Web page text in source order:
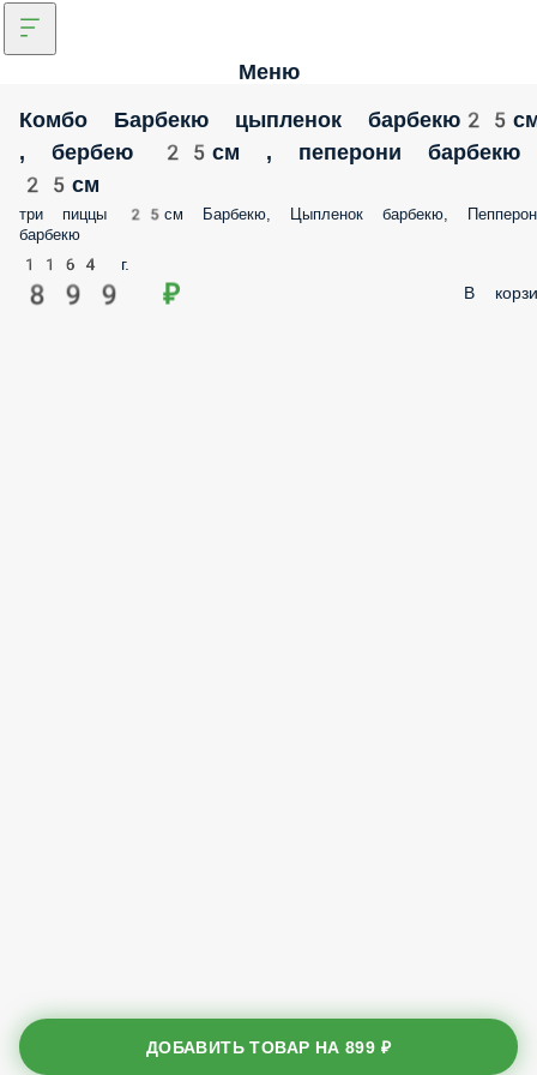
Меню
Комбо Барбекю цыпленок
, бербею 25см , пеперони барбекю
25см
три пиццы 25см Барбекю, Цыпленок барбекю,
барбекю
1164 г.
899 ₽ В
ДОБАВИТЬ ТОВАР НА899 ₽